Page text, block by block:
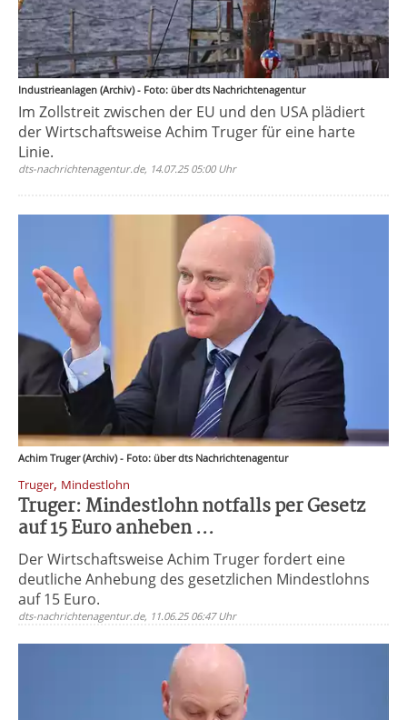
Industrieanlagen (Archiv) - Foto: über dts Nachrichtenagentur
Im Zollstreit zwischen der EU und den USA plädiert
der Wirtschaftsweise Achim Truger für eine harte
Linie.
dts-nachrichtenagentur.de, 14.07.25 05:00 Uhr
Achim Truger (Archiv) - Foto: über dts Nachrichtenagentur
Truger, Mindestlohn
Truger: Mindestlohn notfalls per Gesetz
auf 15 Euro anheben ...
Der Wirtschaftsweise Achim Truger fordert eine
deutliche Anhebung des gesetzlichen Mindestlohns
auf 15 Euro.
dts-nachrichtenagentur.de, 11.06.25 06:47 Uhr